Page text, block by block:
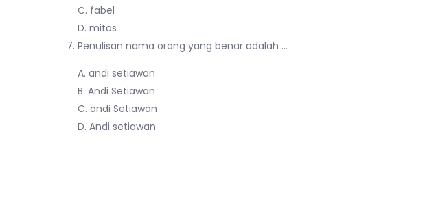
C. fabel
D. mitos
Penulisan nama orang yang benar adalah …
A. andi setiawan
B. Andi Setiawan
C. andi Setiawan
D. Andi setiawan